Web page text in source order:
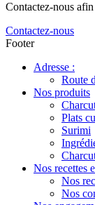
Contactez-nous
Contactez-nous
Footer
Adresse :
Route
Nos produits
Plats
Surimi
Nos recettes
Nos
Nos